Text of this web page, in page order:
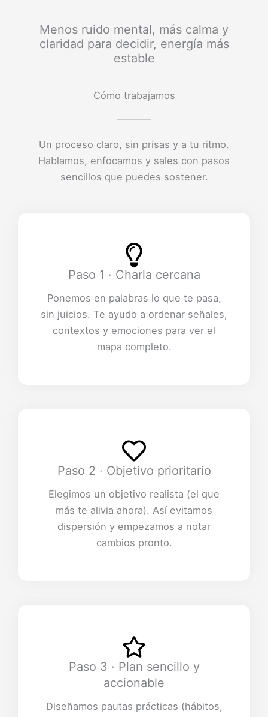
Menos ruido mental, más calma y
claridad para decidir, energía más
estable
Cómo trabajamos
Un proceso claro, sin prisas y a tu ritmo.
Hablamos, enfocamos y sales con pasos
sencillos que puedes sostener.
Paso 1 · Charla cercana
Ponemos en palabras lo que te pasa,
sin juicios. Te ayudo a ordenar señales,
contextos y emociones para ver el
mapa completo.
Paso 2 · Objetivo prioritario
Elegimos un objetivo realista (el que
más te alivia ahora). Así evitamos
dispersión y empezamos a notar
cambios pronto.
Paso 3 · Plan sencillo y
accionable
Diseñamos pautas prácticas (hábitos,